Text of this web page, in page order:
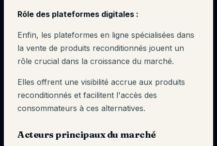
Rôle des plateformes digitales :
Enfin, les plateformes en ligne spécialisées dans
la vente de produits reconditionnés jouent un
rôle crucial dans la croissance du marché.
Elles offrent une visibilité accrue aux produits
reconditionnés et facilitent l'accès des
consommateurs à ces alternatives.
Acteurs principaux du marché